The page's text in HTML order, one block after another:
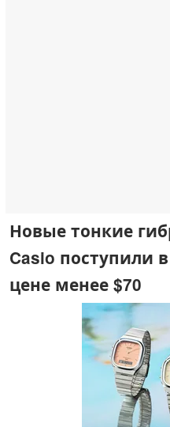
Новые тонкие
Casio поступили
цене менее $70